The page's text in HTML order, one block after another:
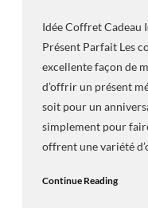
Idée Coffret Cadeau
Présent Parfait Les
excellente façon de
d’offrir un présent
soit pour un
simplement pour
offrent une variété
Continue Reading